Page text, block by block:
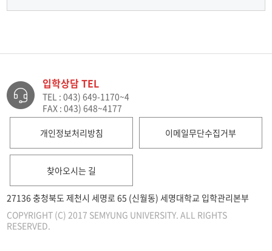
입학상담 TEL
TEL : 043) 649-1170~4
FAX : 043) 648~4177
개인정보처리방침 이메일무단수집거부
찾아오시는 길
27136 충청북도 제천시 세명로 65 (신월동) 세명대학교 입학관리본부
COPYRIGHT (C) 2017 SEMYUNG UNIVERSITY. ALL RIGHTS
RESERVED.